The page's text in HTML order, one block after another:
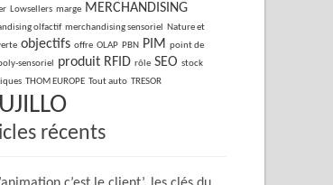
Lowsellers marge MERCHANDISING
olfactif merchandising sensoriel
Nature et
objectifs offre OLAP PBN PIM point de
sensoriel produit RFID rôle SEO stock
THOM EUROPE Tout auto TRESOR
récents